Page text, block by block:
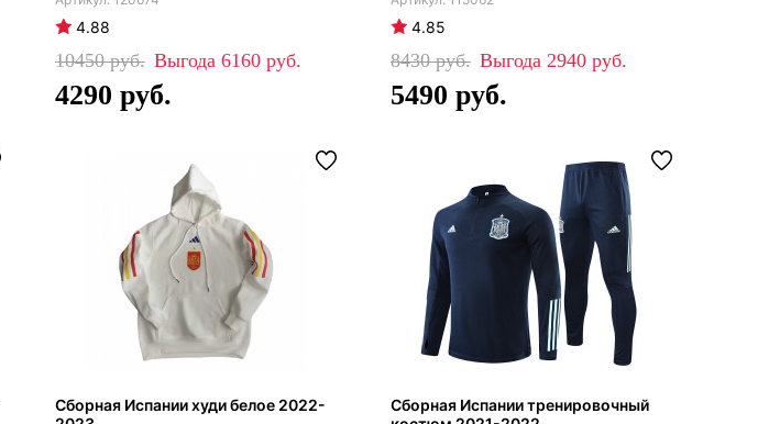
4.88
10450 6160
4290
4.85
8430 2940
5490
Сборная Испании худи белое 2022-
Сборная Испании тренировочный